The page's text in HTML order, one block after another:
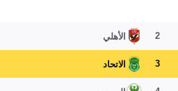
2 الأهلي
3 الاتحاد